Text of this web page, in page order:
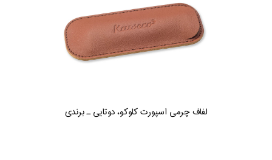
لفاف چرمی اسپورت کاوکو، دوتایی ـ برندی